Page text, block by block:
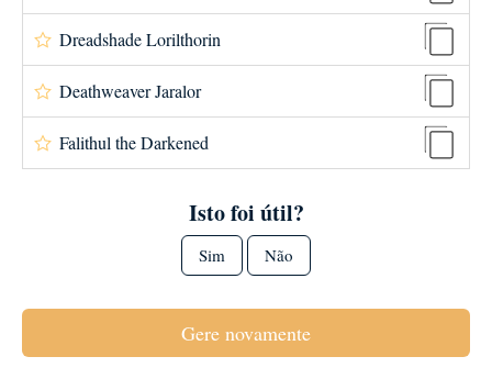
Dreadshade Lorilthorin
Deathweaver Jaralor
Falithul the Darkened
Isto foi útil?
Sim Não
Gere novamente